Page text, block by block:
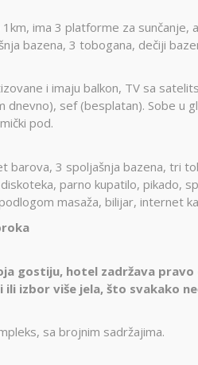
ima 3 platforme za sunčanje,
bazena, 3 tobogana, dečiji
i imaju balkon, TV sa
dnevno), sef (besplatan). Sobe u
pod.
barova, 3 spoljašnja bazena, tri
parno kupatilo, pikado,
masaža, bilijar, internet
gostiju, hotel zadržava
ili izbor više jela, što svakako
sa brojnim sadržajima.